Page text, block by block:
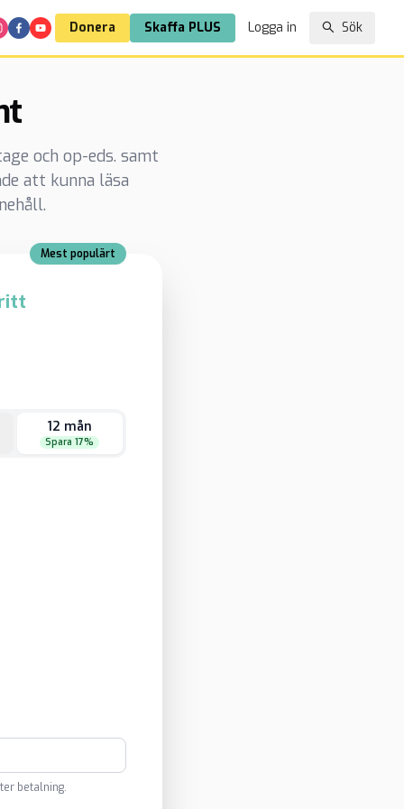
Donera Skaffa PLUS Logga in Sök
och op-eds. samt
att kunna läsa
Mest populärt
12 mån
Spara 17%
betalning.